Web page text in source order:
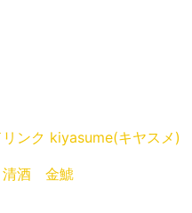
ンク kiyasume(キヤスメ)
清酒 金鯱